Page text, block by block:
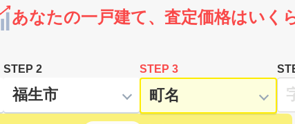
あなたの一戸建て、査定価格はいく
STEP 2 STEP 3